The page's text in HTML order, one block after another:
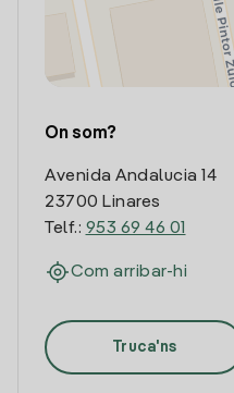
On som?
Avenida Andalucia 14
23700 Linares
Telf.: 953 69 46 01
Com arribar-hi
Truca'ns